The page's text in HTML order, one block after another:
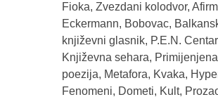
Fioka, Zvezdani kolodvor,
Eckermann, Bobovac,
književni glasnik, P.E.N.
Književna sehara, Primijenjena
poezija, Metafora, Kvaka,
Fenomeni, Dometi, Kult,